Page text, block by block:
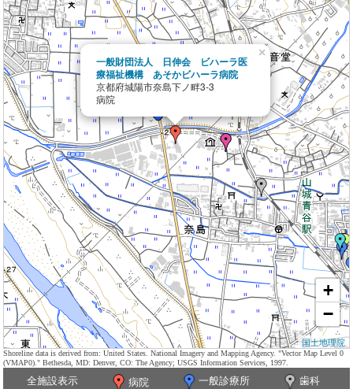
一般財団法人 日伸会 ビハーラ医
療福祉機構 あそかビハーラ病院
京都府城陽市奈島下ノ畔3-3
病院
×
+
−
国土地理院
Shoreline data is derived from: United States. National Imagery and Mapping Agency. "Vector Map Level 0
(VMAP0)." Bethesda, MD: Denver, CO: The Agency; USGS Information Services, 1997.
全施設表示 病院 一般診療所
歯科